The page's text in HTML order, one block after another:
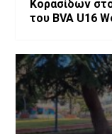
Κορασίδων
του BVA U16